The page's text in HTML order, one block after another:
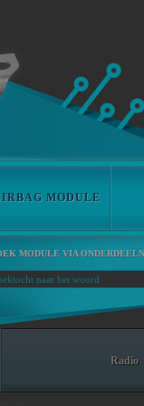
MODULE
MODULE VIA
Radio